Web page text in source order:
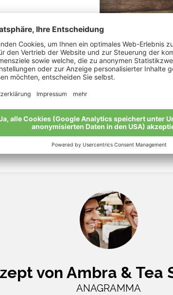
Gemischte
mittelgroßen
Sesamsamen und
Mit 3-4 EL
von Ambra & Tea
ANAGRAMMA